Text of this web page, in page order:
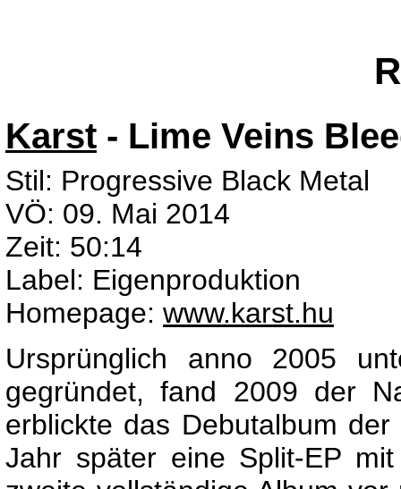
Karst - Lime Veins
Stil: Progressive Black Metal
VÖ: 09. Mai 2014
Zeit: 50:14
Label: Eigenproduktion
Homepage: www.karst.hu
Ursprünglich anno 2005
gegründet, fand 2009 der
erblickte das Debutalbum
Jahr später eine Split-EP